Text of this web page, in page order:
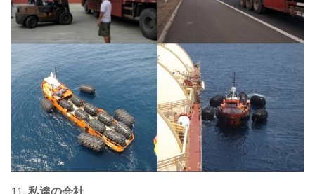
11. 私達の会社